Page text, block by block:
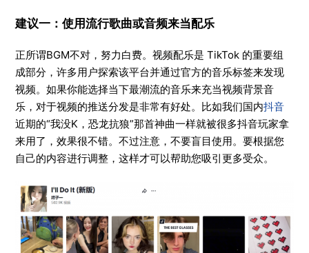
建议一：使用流行歌曲或音频来当配乐
正所谓BGM不对，努力白费。视频配乐是 TikTok 的重要组
成部分，许多用户探索该平台并通过官方的音乐标签来发现
视频。如果你能选择当下最潮流的音乐来充当视频背景音
乐，对于视频的推送分发是非常有好处。比如我们国内抖音
近期的“我没K，恐龙抗狼”那首神曲一样就被很多抖音玩家拿
来用了，效果很不错。不过注意，不要盲目使用。要根据您
自己的内容进行调整，这样才可以帮助您吸引更多受众。